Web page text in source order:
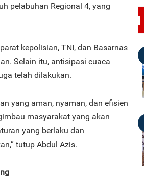
pelabuhan Regional 4, yang
kepolisian, TNI, dan Basarnas
Selain itu, antisipasi cuaca
telah dilakukan.
yang aman, nyaman, dan efisien
masyarakat yang akan
yang berlaku dan
tutup Abdul Azis.